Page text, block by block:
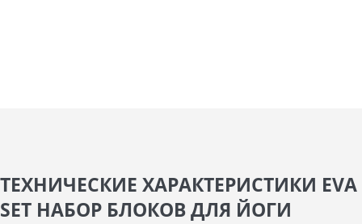
ТЕХНИЧЕСКИЕ ХАРАКТЕРИСТИКИ EVA
SET НАБОР БЛОКОВ ДЛЯ ЙОГИ